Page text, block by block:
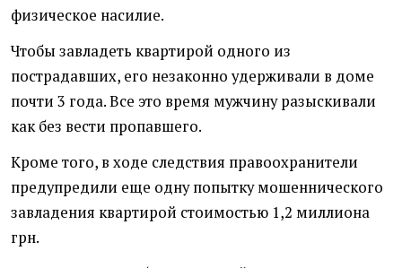
физическое насилие.
Чтобы завладеть квартирой одного из
пострадавших, его незаконно удерживали в доме
почти 3 года. Все это время мужчину разыскивали
как без вести пропавшего.
Кроме того, в ходе следствия правоохранители
предупредили еще одну попытку мошеннического
завладения квартирой стоимостью 1,2 миллиона
грн.